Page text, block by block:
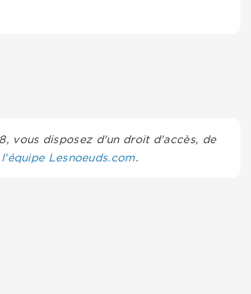
vous disposez d'un droit d'accès, de
Lesnoeuds.com.